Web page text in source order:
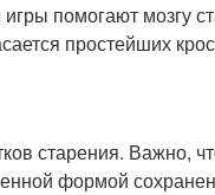
помогают мозгу
простейших
старения. Важно,
формой